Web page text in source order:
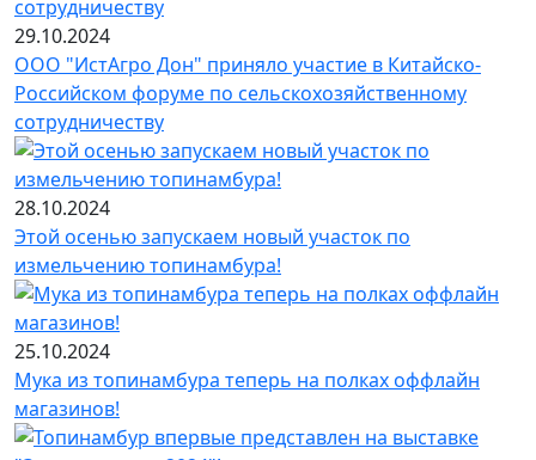
29.10.2024
ООО "ИстАгро Дон" приняло участие в Китайско-
Российском форуме по сельскохозяйственному
сотрудничеству
28.10.2024
Этой осенью запускаем новый участок по
измельчению топинамбура!
25.10.2024
Мука из топинамбура теперь на полках оффлайн
магазинов!